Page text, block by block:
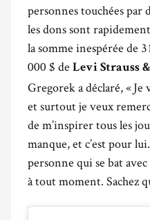
personnes touchées par
les dons sont
la somme inespérée de
000 $ de Levi Strauss
Gregorek a déclaré, «
et surtout je veux
de m’inspirer tous les
manque, et c’est pour
personne qui se bat
à tout moment. Sachez